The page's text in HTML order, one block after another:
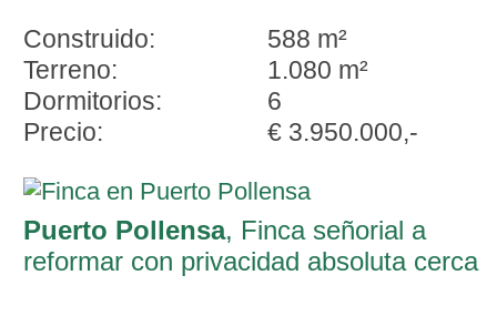
Construido:
588 m²
Terreno:
1.080 m²
Dormitorios:
6
Precio:
€ 3.950.000,-
Puerto Pollensa, Finca señorial a
reformar con privacidad absoluta cerca